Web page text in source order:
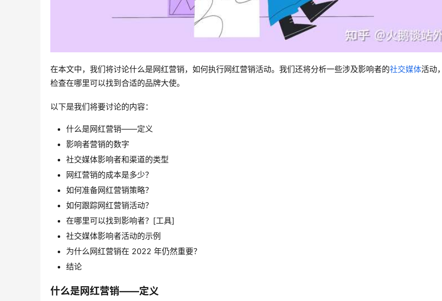
在本文中，我们将讨论什么是网红营销，如何执行网红营销活动。我们还将分析一些涉及影响者的社交媒体活动
检查在哪里可以找到合适的品牌大使。
以下是我们将要讨论的内容：
什么是网红营销——定义
影响者营销的数字
社交媒体影响者和渠道的类型
网红营销的成本是多少？
如何准备网红营销策略？
如何跟踪网红营销活动？
在哪里可以找到影响者？[工具]
社交媒体影响者活动的示例
为什么网红营销在 2022 年仍然重要？
结论
什么是网红营销——定义